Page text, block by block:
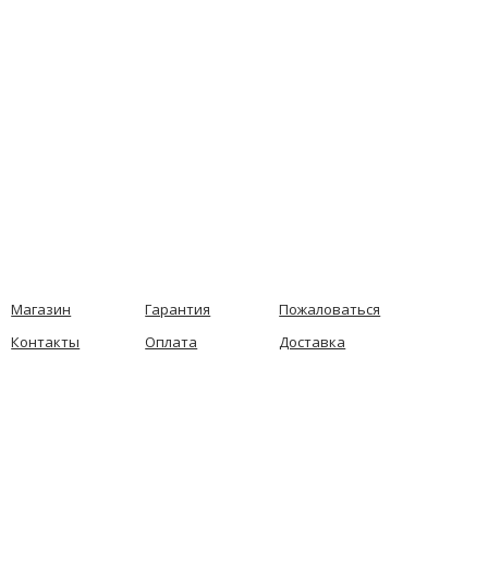
Магазин Гарантия
Пожаловаться
Контакты
Оплата Доставка